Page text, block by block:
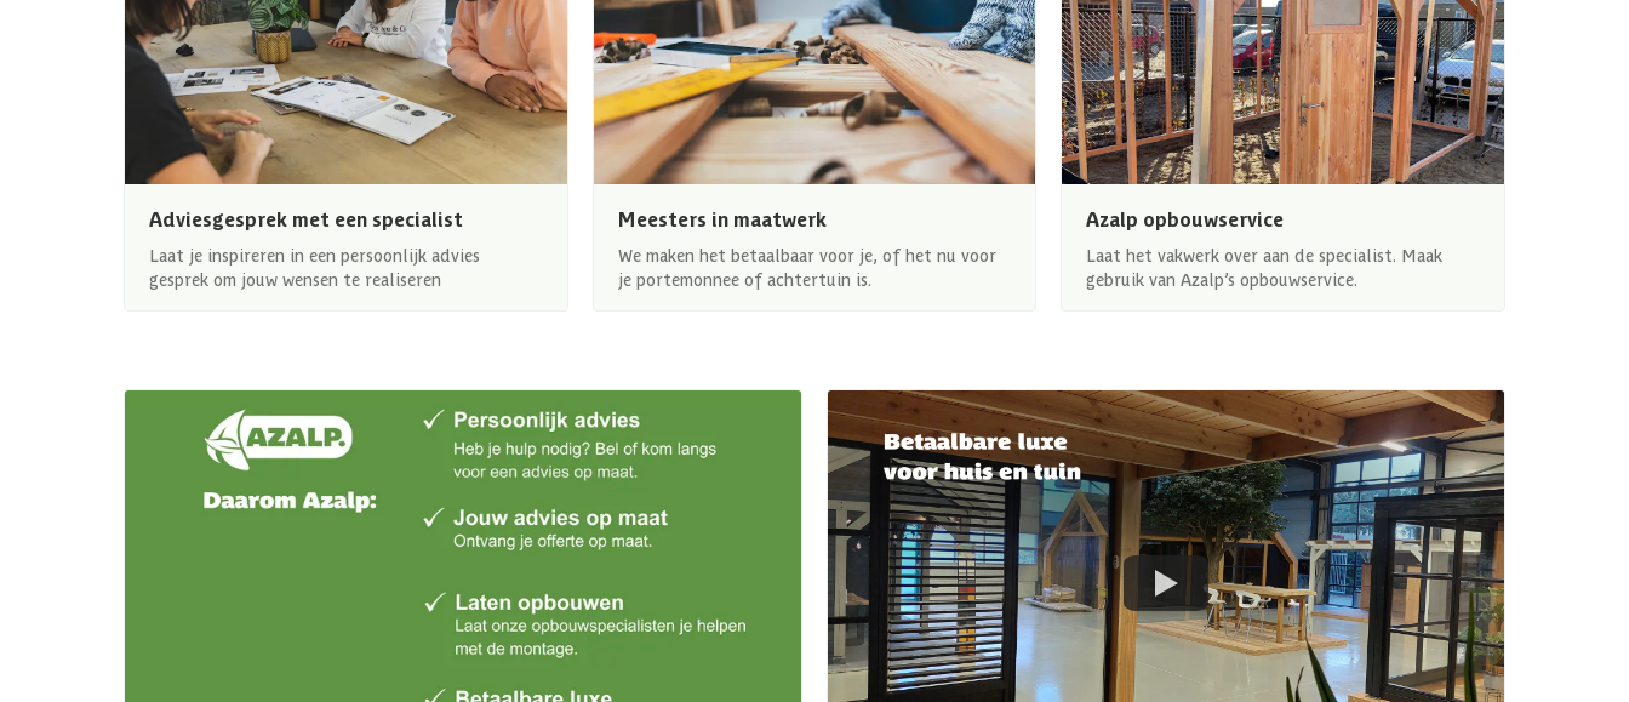
Adviesgesprek met een specialist
Laat je inspireren in een persoonlijk advies
gesprek om jouw wensen te realiseren
Meesters in maatwerk
We maken het betaalbaar voor je, of het nu voor
je portemonnee of achtertuin is.
Azalp opbouwservice
Laat het vakwerk over aan de specialist. Maak
gebruik van Azalp’s opbouwservice.